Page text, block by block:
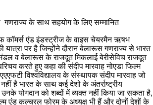
कॉमर्स एंड इंडस्ट्रीज के वाइस चेयरमैन ऋषभ
यात्रा पर है जिन्होंने दौरान बेलारूस गणराज्य से भारत
व बेलारूस के राजदूत मिकलाई बेरीसेविच राजदूत
करते हुए कहा की संदीप मारवाह नोएडा फिल्म
विश्वविद्यालय के संस्थापक संदीप मारवाह जो
है भारत के साथ कई देशो के अंतर्राष्ट्रीय
योगदान को शब्दों में व्यक्त नहीं किया जा सकता है,
एंड कल्चरल फोरम के अध्यक्ष भी हैं और दोनों देशों के